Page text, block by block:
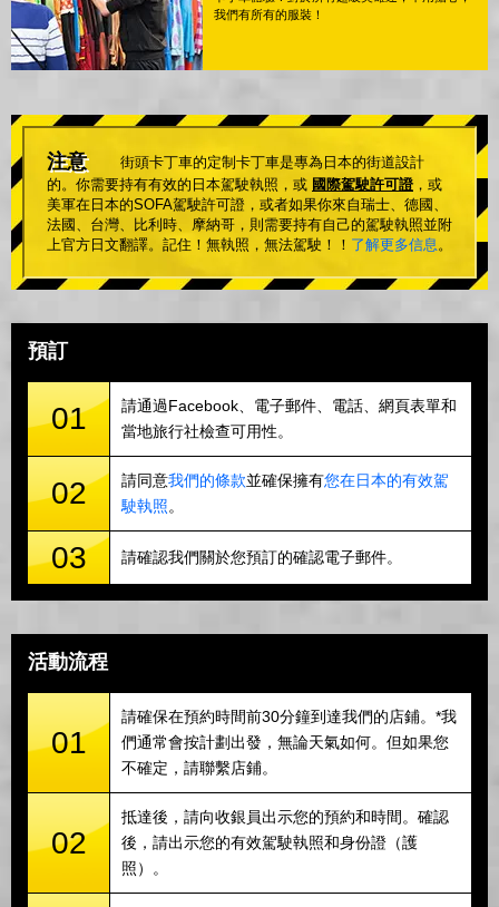
我們有所有的服裝！
注意
街頭卡丁車的定制卡丁車是專為日本的街道設計
的。你需要持有有效的日本駕駛執照，或 國際駕駛許可證，或
美軍在日本的SOFA駕駛許可證，或者如果你來自瑞士、德國、
法國、台灣、比利時、摩納哥，則需要持有自己的駕駛執照並附
上官方日文翻譯。記住！無執照，無法駕駛！！ 了解更多信息。
預訂
01
請通過Facebook、電子郵件、電話、網頁表單和
當地旅行社檢查可用性。
02 請同意我們的條款並確保擁有您在日本的有效駕
駛執照。
03 請確認我們關於您預訂的確認電子郵件。
活動流程
01
請確保在預約時間前30分鐘到達我們的店鋪。*我
們通常會按計劃出發，無論天氣如何。但如果您
不確定，請聯繫店鋪。
02
抵達後，請向收銀員出示您的預約和時間。確認
後，請出示您的有效駕駛執照和身份證（護
照）。